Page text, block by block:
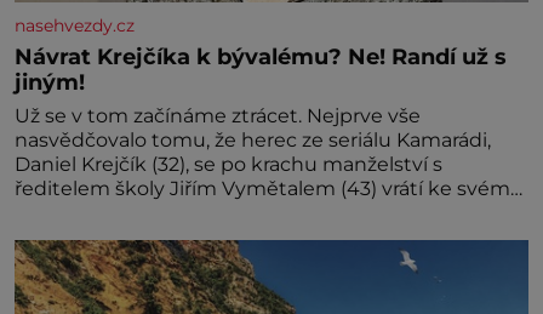
nasehvezdy.cz
Návrat Krejčíka k bývalému? Ne! Randí už s
jiným!
Už se v tom začínáme ztrácet. Nejprve vše
nasvědčovalo tomu, že herec ze seriálu Kamarádi,
Daniel Krejčík (32), se po krachu manželství s
ředitelem školy Jiřím Vymětalem (43) vrátí ke svému